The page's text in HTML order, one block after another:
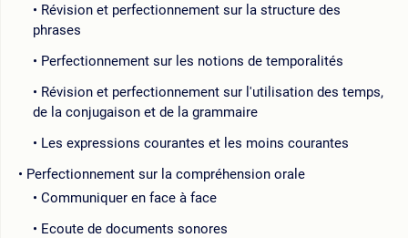
Révision et perfectionnement sur la structure des
phrases
Perfectionnement sur les notions de temporalités
Révision et perfectionnement sur l'utilisation des temps,
de la conjugaison et de la grammaire
Les expressions courantes et les moins courantes
Perfectionnement sur la compréhension orale
Communiquer en face à face
Ecoute de documents sonores